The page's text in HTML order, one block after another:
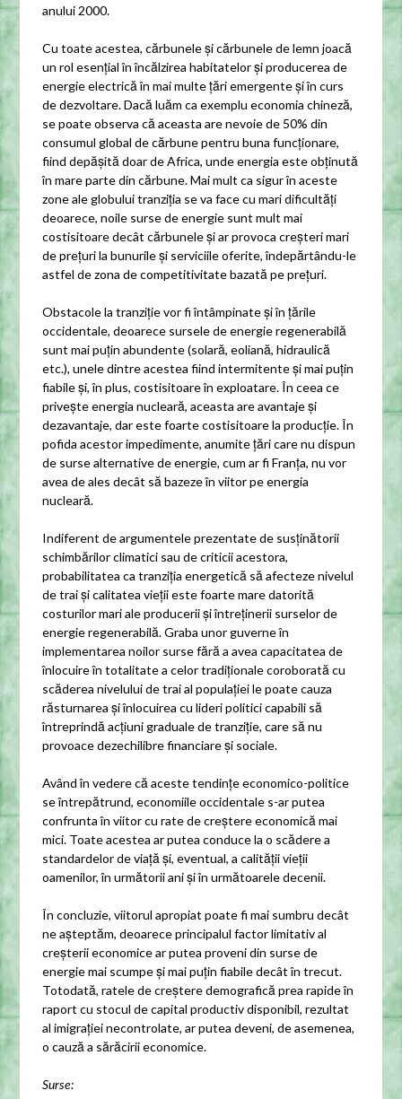
anului 2000.
Cu toate acestea, cărbunele și cărbunele de lemn joacă
un rol esențial în încălzirea habitatelor și producerea de
energie electrică în mai multe țări emergente și în curs
de dezvoltare. Dacă luăm ca exemplu economia chineză,
se poate observa că aceasta are nevoie de 50% din
consumul global de cărbune pentru buna funcționare,
fiind depășită doar de Africa, unde energia este obținută
în mare parte din cărbune. Mai mult ca sigur în aceste
zone ale globului tranziția se va face cu mari dificultăți
deoarece, noile surse de energie sunt mult mai
costisitoare decât cărbunele și ar provoca creșteri mari
de prețuri la bunurile și serviciile oferite, îndepărtându-le
astfel de zona de competitivitate bazată pe prețuri.
Obstacole la tranziție vor fi întâmpinate și în țările
occidentale, deoarece sursele de energie regenerabilă
sunt mai puțin abundente (solară, eoliană, hidraulică
etc.), unele dintre acestea fiind intermitente și mai puțin
fiabile și, în plus, costisitoare în exploatare. În ceea ce
privește energia nucleară, aceasta are avantaje și
dezavantaje, dar este foarte costisitoare la producție. În
pofida acestor impedimente, anumite țări care nu dispun
de surse alternative de energie, cum ar fi Franța, nu vor
avea de ales decât să bazeze în viitor pe energia
nucleară.
Indiferent de argumentele prezentate de susținătorii
schimbărilor climatici sau de criticii acestora,
probabilitatea ca tranziția energetică să afecteze nivelul
de trai și calitatea vieții este foarte mare datorită
costurilor mari ale producerii și întreținerii surselor de
energie regenerabilă. Graba unor guverne în
implementarea noilor surse fără a avea capacitatea de
înlocuire în totalitate a celor tradiționale coroborată cu
scăderea nivelului de trai al populației le poate cauza
răsturnarea și înlocuirea cu lideri politici capabili să
întreprindă acțiuni graduale de tranziție, care să nu
provoace dezechilibre financiare și sociale.
Având în vedere că aceste tendințe economico-politice
se întrepătrund, economiile occidentale s-ar putea
confrunta în viitor cu rate de creștere economică mai
mici. Toate acestea ar putea conduce la o scădere a
standardelor de viață și, eventual, a calității vieții
oamenilor, în următorii ani și în următoarele decenii.
În concluzie, viitorul apropiat poate fi mai sumbru decât
ne așteptăm, deoarece principalul factor limitativ al
creșterii economice ar putea proveni din surse de
energie mai scumpe și mai puțin fiabile decât în trecut.
Totodată, ratele de creștere demografică prea rapide în
raport cu stocul de capital productiv disponibil, rezultat
al imigrației necontrolate, ar putea deveni, de asemenea,
o cauză a sărăcirii economice.
Surse: